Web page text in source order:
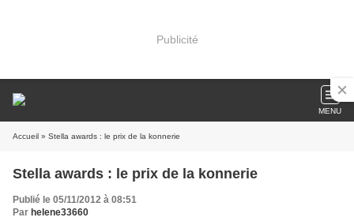
Publicité
MENU
Accueil » Stella awards : le prix de la konnerie
Stella awards : le prix de la konnerie
Publié le 05/11/2012 à 08:51
Par helene33660